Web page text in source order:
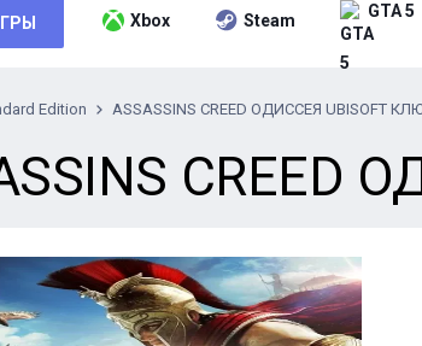
Xbox Steam GTA 5
Edition ASSASSINS CREED ОДИССЕЯ UBISOFT
CREED